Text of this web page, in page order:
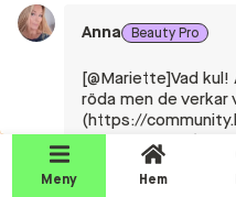
Beauty Tester reviews
Competition Time!
Testprodukter
Join the event!
Makeup
Anna Beauty Pro
[@Mariette]Vad
röda men de verkar
(https://
02019/activity)
Meny Hem